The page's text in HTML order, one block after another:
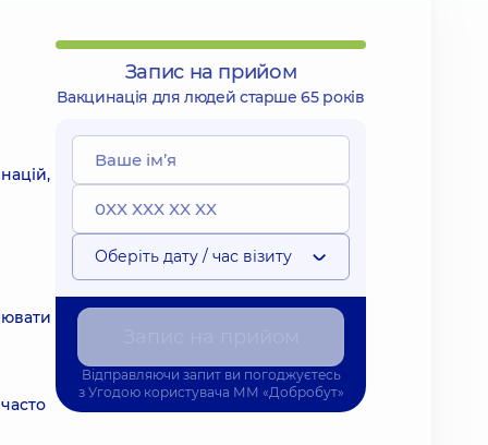
Запис на прийом
Вакцинація для людей старше 65 років
Оберіть дату / час візиту
Відправляючи запит ви погоджуєтесь
з Угодою користувача ММ «Добробут»